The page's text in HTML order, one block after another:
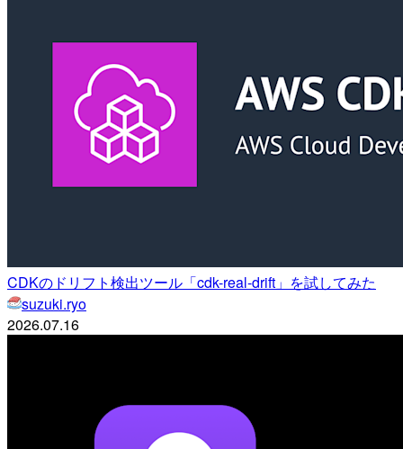
CDKのドリフト検出ツール「cdk-real-drift」を試してみた
suzuki.ryo
2026.07.16